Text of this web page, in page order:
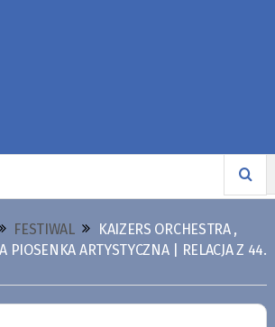
FESTIWAL
KAIZERS ORCHESTRA ,
PIOSENKA ARTYSTYCZNA | RELACJA Z 44.